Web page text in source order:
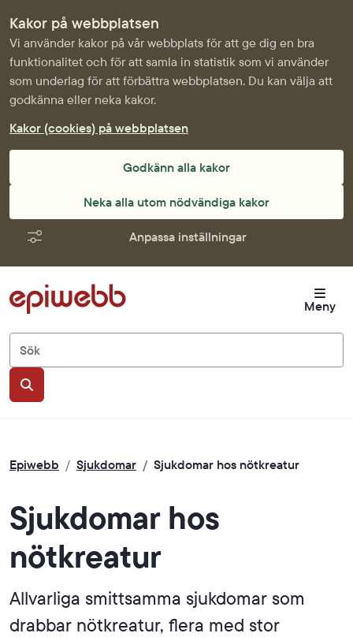
Kakor på webbplatsen
Vi använder kakor på vår webbplats för att ge dig en bra
funktionalitet och för att samla in statistik som vi använder
som underlag för att förbättra webbplatsen. Du kan välja att
godkänna eller neka kakor.
Kakor (cookies) på webbplatsen
Godkänn alla kakor
Neka alla utom nödvändiga kakor
Anpassa inställningar
Meny
Sök
Epiwebb / Sjukdomar / Sjukdomar hos nötkreatur
Sjukdomar hos
nötkreatur
Allvarliga smittsamma sjukdomar som
drabbar nötkreatur, flera med stor